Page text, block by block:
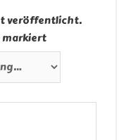
veröffentlicht.
markiert